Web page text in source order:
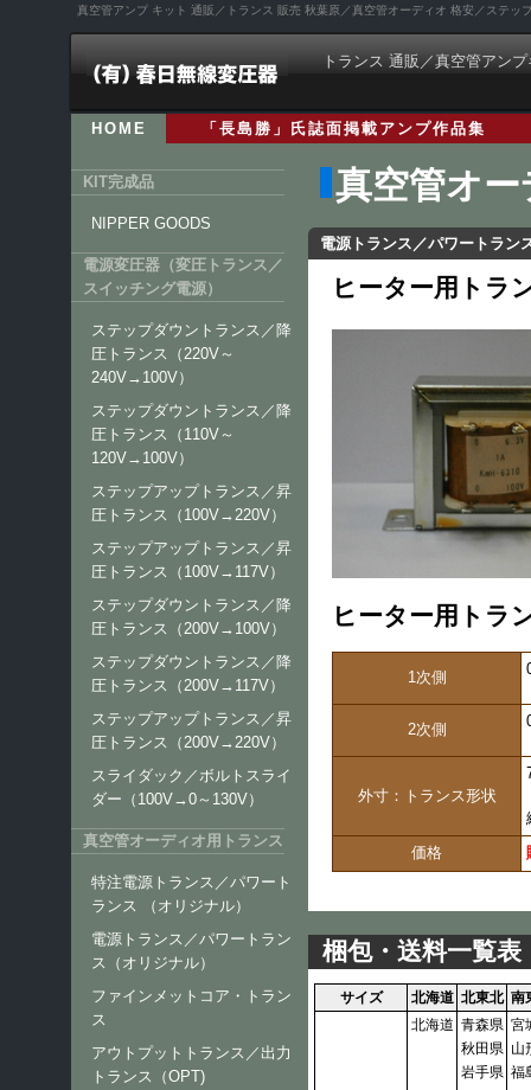
真空管アンプ キット 通販／トランス 販売 秋葉原／真空管オーディオ 格安／ステ
トランス 通販／真空管アン
HOME 「長島勝」氏誌面掲載アンプ作品集
真空管オ
電源トランス／パワートラン
ヒーター用トラ
ヒーター用トラ
1次側
2次側
外寸：トランス形状
価格
梱包・送料一覧表
サイズ 北海道 北東北 南
北海道 青森県
秋田県
岩手県
宮
山
福
KIT完成品
NIPPER GOODS
電源変圧器（変圧トランス／
スイッチング電源）
ステップダウントランス／降
圧トランス（220V～
240V→100V）
ステップダウントランス／降
圧トランス（110V～
120V→100V）
ステップアップトランス／昇
圧トランス（100V→220V）
ステップアップトランス／昇
圧トランス（100V→117V）
ステップダウントランス／降
圧トランス（200V→100V）
ステップダウントランス／降
圧トランス（200V→117V）
ステップアップトランス／昇
圧トランス（200V→220V）
スライダック／ボルトスライ
ダー（100V→0～130V）
真空管オーディオ用トランス
特注電源トランス／パワート
ランス （オリジナル）
電源トランス／パワートラン
ス（オリジナル）
ファインメットコア・トラン
ス
アウトプットトランス／出力
トランス（OPT)